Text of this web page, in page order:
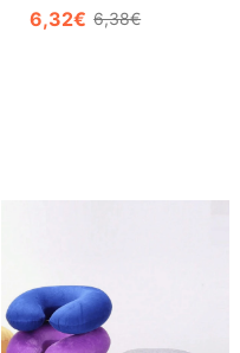
6,32€ 6,38€